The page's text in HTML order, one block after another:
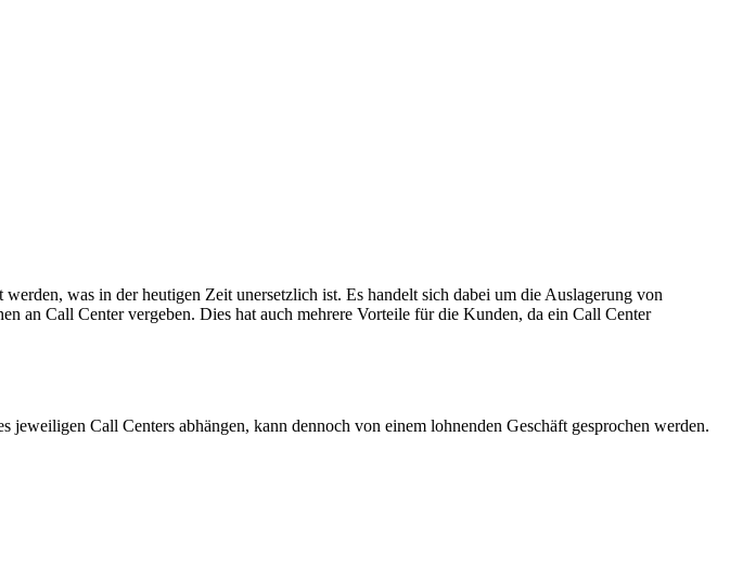
was in der heutigen Zeit unersetzlich ist. Es handelt sich dabei um die Auslagerung von
an Call Center vergeben. Dies hat auch mehrere Vorteile für die Kunden, da ein Call Center
Call Centers abhängen, kann dennoch von einem lohnenden Geschäft gesprochen werden.